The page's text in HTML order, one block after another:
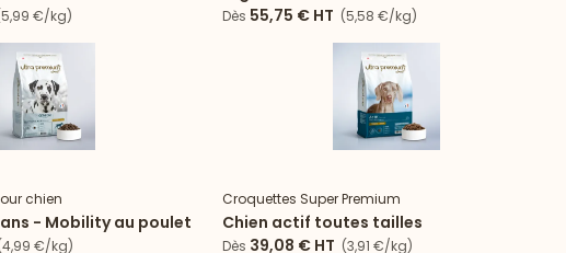
€/kg) Dès 55,75 € HT (5,58 €/kg)
chien
- Mobility au poulet
€/kg)
Croquettes Super Premium
Chien actif toutes tailles
Dès 39,08 € HT (3,91 €/kg)